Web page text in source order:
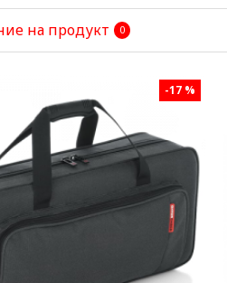
на продукт 0
-17 %